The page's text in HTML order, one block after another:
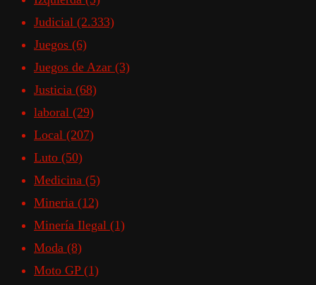
Judicial (2.333)
Juegos (6)
Juegos de Azar (3)
Justicia (68)
laboral (29)
Local (207)
Luto (50)
Medicina (5)
Mineria (12)
Minería Ilegal (1)
Moda (8)
Moto GP (1)